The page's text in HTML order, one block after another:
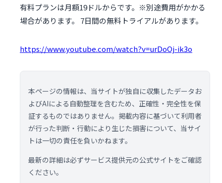
有料プランは月額19ドルからです。※別途費用がかかる
場合があります。 7日間の無料トライアルがあります。
https://www.youtube.com/watch?v=urDoOj-ik3o
本ページの情報は、当サイトが独自に収集したデータお
よびAIによる自動整理を含むため、正確性・完全性を保
証するものではありません。掲載内容に基づいて利用者
が行った判断・行動により生じた損害について、当サイ
トは一切の責任を負いかねます。
最新の詳細は必ずサービス提供元の公式サイトをご確認
ください。